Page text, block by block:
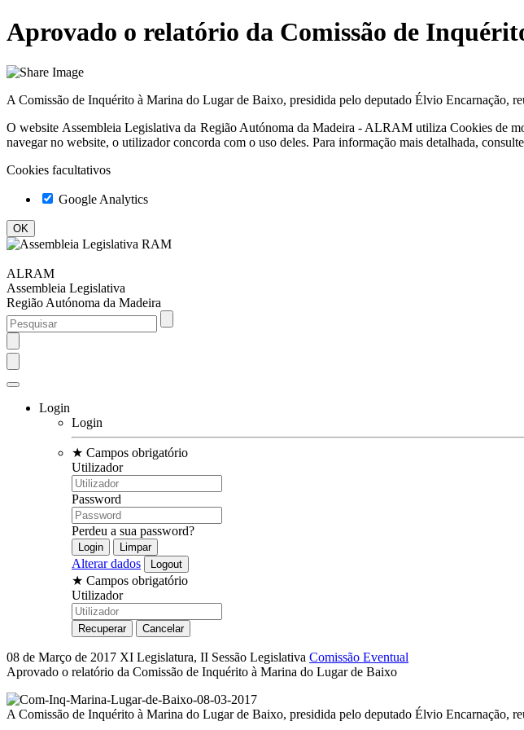
Aprovado o relatório da Comissão de
A Comissão de Inquérito à Marina do Lugar de Baixo, presidida pelo deputado Élvio Encarnação,
O website Assembleia Legislativa da Região Autónoma da Madeira - ALRAM utiliza Cookies de
navegar no website, o utilizador concorda com o uso deles. Para informação mais detalhada,
Cookies facultativos
Google Analytics
ALRAM
Assembleia Legislativa
Região Autónoma da Madeira
Login
Login
★ Campos obrigatório
Utilizador
Password
Perdeu a sua password?
Alterar dados
★ Campos obrigatório
Utilizador
08 de Março de 2017 XI Legislatura, II Sessão Legislativa Comissão Eventual
Aprovado o relatório da Comissão de Inquérito à Marina do Lugar de Baixo
A Comissão de Inquérito à Marina do Lugar de Baixo, presidida pelo deputado Élvio Encarnação,